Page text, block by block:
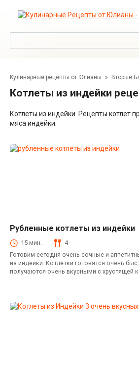
Кулинарные рецепты от Юлианы » Вторые
Котлеты из индейки
Котлеты из индейки. Рецепты котлет
мяса индейки.
Рубленные котлеты из индейки
15 мин. 4
Готовим сегодня очень сочные и
из индейки. Котлетки готовятся очень
получаются очень вкусными с хрустящей